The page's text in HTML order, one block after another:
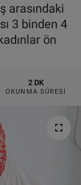
arasındaki
3 binden 4
ön
2 DK
OKUNMA SÜRESI